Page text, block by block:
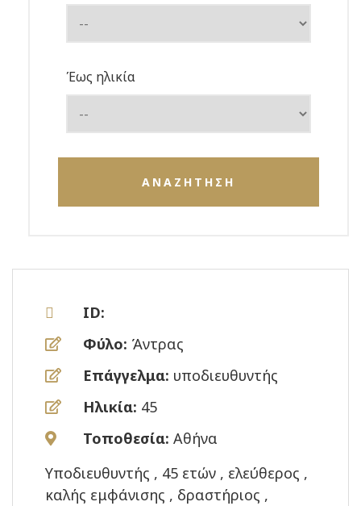
Έως ηλικία
ΑΝΑΖΗΤΗΣΗ
ID:
Φύλο: Άντρας
Επάγγελμα: υποδιευθυντής
Ηλικία: 45
Τοποθεσία: Αθήνα
Υποδιευθυντής , 45 ετών , ελεύθερος ,
καλής εμφάνισης , δραστήριος ,